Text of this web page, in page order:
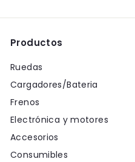
Productos
Ruedas
Cargadores/Bateria
Frenos
Electrónica y motores
Accesorios
Consumibles